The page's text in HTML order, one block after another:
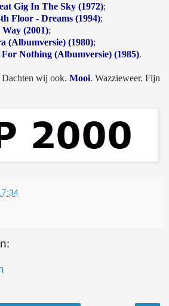
Gig In The Sky (1972);
Floor - Dreams (1994);
(2001);
(Albumversie) (1980);
Nothing (Albumversie) (1985).
Dachten wij ook. Mooi. Wazzieweer. Fijn